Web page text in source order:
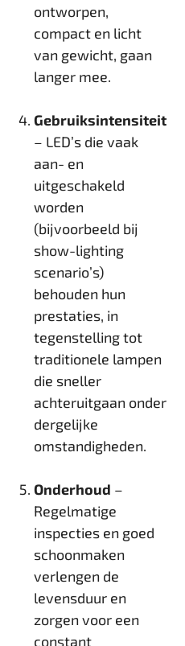
ontworpen,
compact en licht
van gewicht, gaan
langer mee.
Gebruiksintensiteit
– LED’s die vaak
aan- en
uitgeschakeld
worden
(bijvoorbeeld bij
show-lighting
scenario’s)
behouden hun
prestaties, in
tegenstelling tot
traditionele lampen
die sneller
achteruitgaan onder
dergelijke
omstandigheden.
Onderhoud –
Regelmatige
inspecties en goed
schoonmaken
verlengen de
levensduur en
zorgen voor een
constant